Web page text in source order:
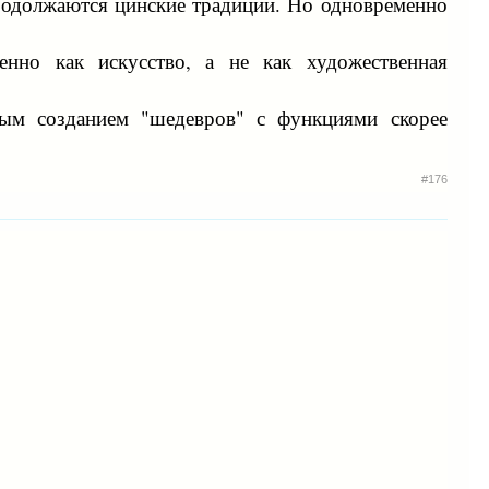
как искусство, а не как художественная
созданием "шедевров" с функциями скорее
#176